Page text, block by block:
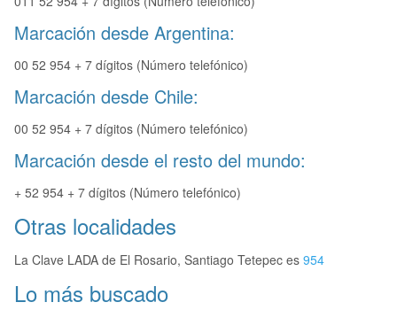
Marcación desde Argentina:
00 52 954 + 7 dígitos (Número telefónico)
Marcación desde Chile:
00 52 954 + 7 dígitos (Número telefónico)
Marcación desde el resto del mundo:
+ 52 954 + 7 dígitos (Número telefónico)
Otras localidades
La Clave LADA de El Rosario, Santiago Tetepec es 954
Lo más buscado